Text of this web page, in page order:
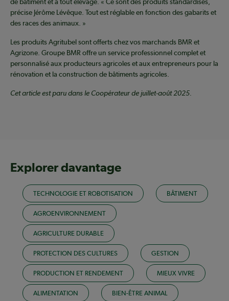
de bâtiment et à tout élevage. « Ce sont des produits standardisés,
précise Jérôme Lévêque. Tout est réglable en fonction des gabarits et
des races des animaux. »
Les produits Agritubel sont offerts chez vos marchands BMR et
Agrizone. Groupe BMR offre un service professionnel complet et
personnalisé aux producteurs agricoles et aux entrepreneurs pour la
rénovation et la construction de bâtiments agricoles.
Cet article est paru dans le Coopérateur de juillet-août 2025.
Explorer davantage
TECHNOLOGIE ET ROBOTISATION BÂTIMENT
AGROENVIRONNEMENT
AGRICULTURE DURABLE
PROTECTION DES CULTURES GESTION
PRODUCTION ET RENDEMENT MIEUX VIVRE
ALIMENTATION BIEN-ÊTRE ANIMAL